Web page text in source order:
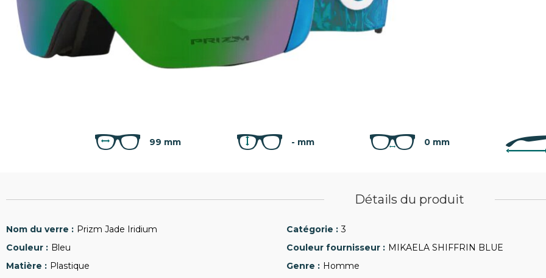
99 mm - mm 0 mm
Détails du produit
Prizm Jade Iridium
3
Bleu
MIKAELA SHIFFRIN BLUE
Plastique
Homme